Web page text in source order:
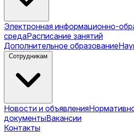
Электронная информационно-
средаРасписание занятий
Дополнительное образование
Сотрудникам
Новости и объявления
документыВакансии
Контакты